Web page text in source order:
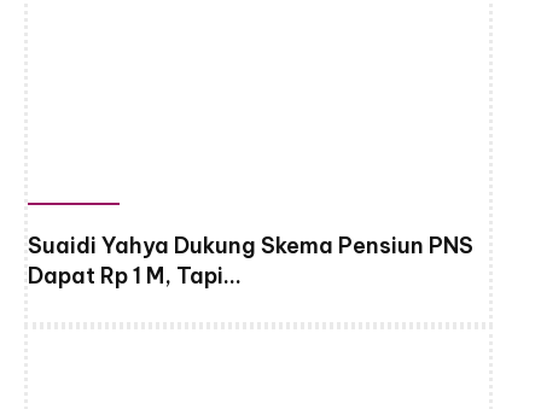
Suaidi Yahya Dukung Skema Pensiun PNS
Dapat Rp 1 M, Tapi…